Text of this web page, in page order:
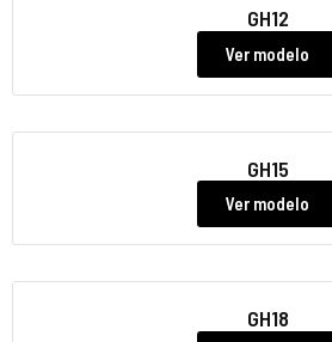
GH12
Ver modelo
GH15
Ver modelo
GH18